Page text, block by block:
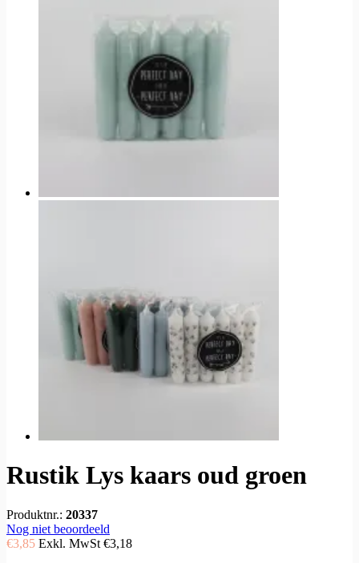
Rustik Lys kaars oud groen
Produktnr.: 20337
Nog niet beoordeeld
€3,85 Exkl. MwSt €3,18